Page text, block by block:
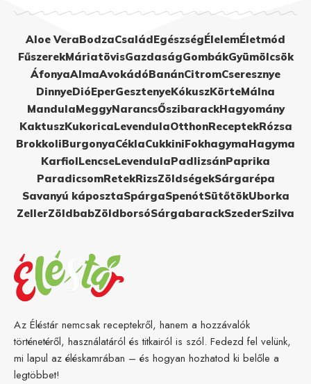
Aloe VeraBodzaCsaládEgészségÉlelemÉletmód
FűszerekMáriatövisGazdaságGombákGyümölcsök
ÁfonyaAlmaAvokádóBanánCitromCseresznye
DinnyeDióEperGesztenyeKókuszKörteMálna
MandulaMeggyNarancsŐszibarackHagyomány
KaktuszKukoricaLevendulaOtthonReceptekRózsa
BrokkoliBurgonyaCéklaCukkiniFokhagymaHagyma
KarfiolLencseLevendulaPadlizsánPaprika
ParadicsomRetekRizsZöldségekSárgarépa
Savanyú káposztaSpárgaSpenótSütőtökUborka
ZellerZöldbabZöldborsóSárgabarackSzederSzilva
Az Éléstár nemcsak receptekről, hanem a hozzávalók
történetéről, használatáról és titkairól is szól. Fedezd fel velünk,
mi lapul az éléskamrában – és hogyan hozhatod ki belőle a
legtöbbet!